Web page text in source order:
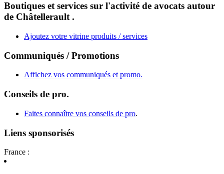
Boutiques et services sur l'activité de avocats autour
de Châtellerault .
Ajoutez votre vitrine produits / services
Communiqués / Promotions
Affichez vos communiqués et promo.
Conseils de pro.
Faites connaître vos conseils de pro.
Liens sponsorisés
France :